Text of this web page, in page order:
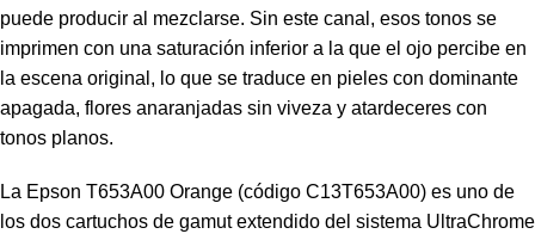
puede producir al mezclarse. Sin este canal, esos tonos se
imprimen con una saturación inferior a la que el ojo percibe en
la escena original, lo que se traduce en pieles con dominante
apagada, flores anaranjadas sin viveza y atardeceres con
tonos planos.
La Epson T653A00 Orange (código C13T653A00) es uno de
los dos cartuchos de gamut extendido del sistema UltraChrome